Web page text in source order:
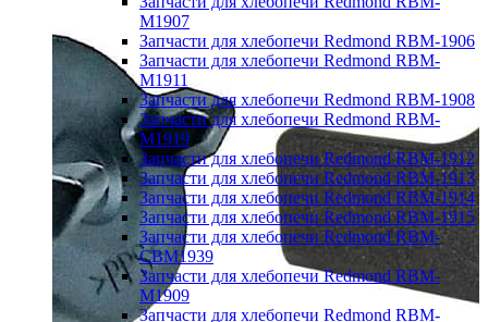
M1907
Запчасти для хлебопечи Redmond RBM-1906
Запчасти для хлебопечи Redmond RBM-
M1911
Запчасти для хлебопечи Redmond RBM-1908
Запчасти для хлебопечи Redmond RBM-
M1919
Запчасти для хлебопечи Redmond RBM-1912
Запчасти для хлебопечи Redmond RBM-1913
Запчасти для хлебопечи Redmond RBM-1914
Запчасти для хлебопечи Redmond RBM-1915
Запчасти для хлебопечи Redmond RBM-
CBM1939
Запчасти для хлебопечи Redmond RBM-
M1909
Запчасти для хлебопечи Redmond RBM-